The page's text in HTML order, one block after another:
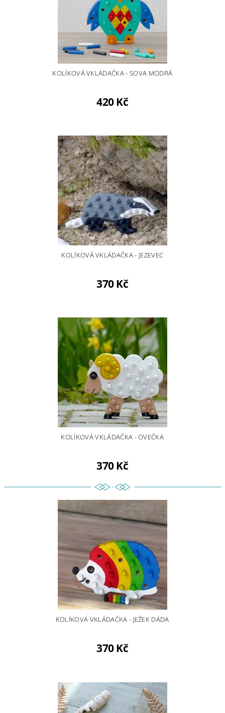
KOLÍKOVÁ VKLÁDAČKA - SOVA MODRÁ
420 Kč
KOLÍKOVÁ VKLÁDAČKA - JEZEVEC
370 Kč
KOLÍKOVÁ VKLÁDAČKA - OVEČKA
370 Kč
KOLÍKOVÁ VKLÁDAČKA - JEŽEK DÁDA
370 Kč